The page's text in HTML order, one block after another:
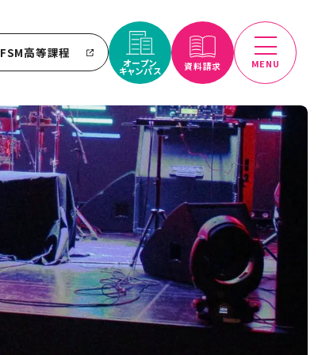
FSM高等課程
オープン
キャンパス 資料請求 MENU